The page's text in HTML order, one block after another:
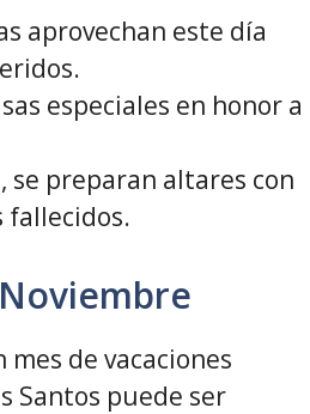
aprovechan este día
especiales en honor a
se preparan altares con
fallecidos.
de vacaciones
Santos puede ser